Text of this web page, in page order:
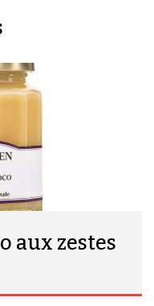
aux zestes